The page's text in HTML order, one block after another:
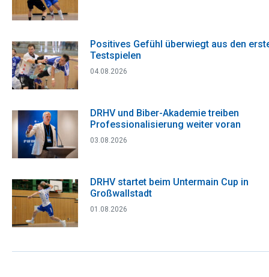
Positives Gefühl überwiegt aus den
Testspielen
04.08.2026
DRHV und Biber-Akademie treiben
Professionalisierung weiter voran
03.08.2026
DRHV startet beim Untermain Cup in
Großwallstadt
01.08.2026